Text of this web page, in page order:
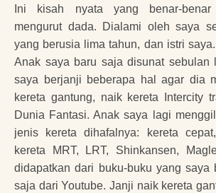
mengurut dada. Dialami oleh saya
yang berusia lima tahun, dan istri
Anak saya baru saja disunat sebulan
saya berjanji beberapa hal agar dia
kereta gantung, naik kereta Intercity
Dunia Fantasi. Anak saya lagi
jenis kereta dihafalnya: kereta
kereta MRT, LRT, Shinkansen,
didapatkan dari buku-buku yang saya
saja dari Youtube. Janji naik kereta